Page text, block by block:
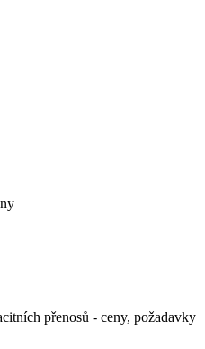
přenosů - ceny, požadavky